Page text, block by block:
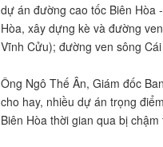
dự án đường cao tốc Biên Hòa
Hòa, xây dựng kè và đường
Vĩnh Cửu); đường ven sông
Ông Ngô Thế Ân, Giám đốc
cho hay, nhiều dự án trọng
Biên Hòa thời gian qua bị